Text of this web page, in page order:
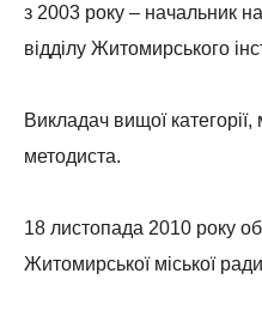
з 2003 року – начальник
відділу Житомирського
Викладач вищої
методиста.
18 листопада 2010 року
Житомирської міської